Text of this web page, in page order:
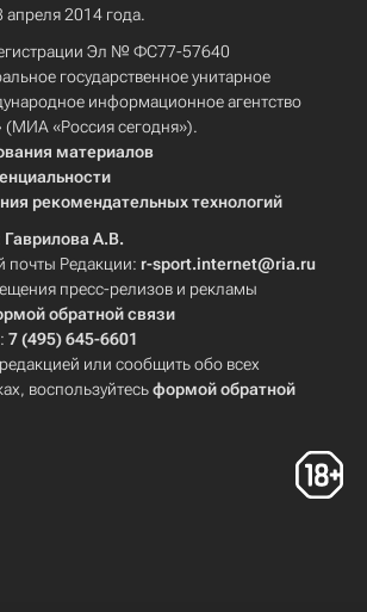
2014 года.
Эл № ФС77-57640
государственное унитарное
информационное агентство
(МИА «Россия сегодня»).
материалов
рекомендательных технологий
Гаврилова А.В.
почты Редакции: r-sport.internet@ria.ru
пресс-релизов и рекламы
обратной связи
7 (495) 645-6601
или сообщить обо всех
воспользуйтесьформой обратной